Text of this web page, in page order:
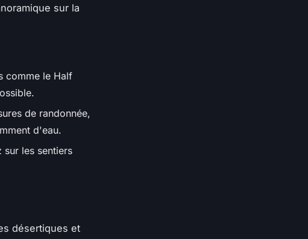
sur la
comme le Half
de randonnée,
d'eau.
sur les sentiers
désertiques et